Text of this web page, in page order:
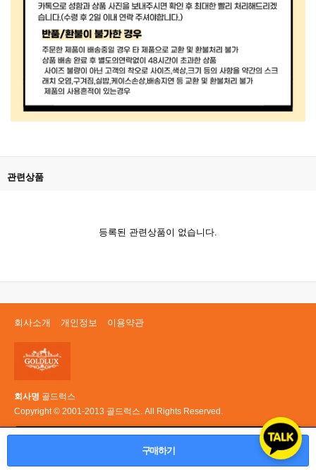
구매하기
관련상품
등록된 관련상품이 없습니다.
회사소개 개인정보 이용약관
회사명 골드럭스
Copyright © 2001-2013 골드럭스. All Rights Reserved.
PC 버전